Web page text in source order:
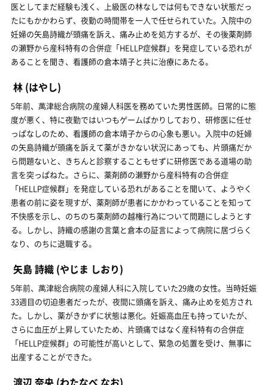
医としてまだ経験も浅く、上級医の林なしでは何もできない状態だっ
たにもかかわらず、夜勤の時間帯を一人で任せられていた。入院中の
妊婦の矢島詩織が頭痛を訴え、痛み止めを処方するが、その後薬剤師
の瀬野から産科特有の合併症「HELLP症候群」を発症している恐れが
あることを聞き、看護師の倉本靖子と共に治療にあたる。
林 (はやし)
5年前、萬津総合病院の産婦人科医を務めていた男性医師。日常的に態
度が悪く、特に夜勤ではいつもゲームばかりしており、研修医に任せ
っぱなしのため、看護師の倉本靖子からの心象も悪い。入院中の妊婦
の矢島詩織が頭痛を訴えて薬がきかない状況にあっても、片頭痛だか
ら問題ないと、きちんと診察することもせずに研修医である道場の助
言を突っぱねた。さらに、薬剤師の瀬野から産科特有の合併症
「HELLP症候群」を発症している恐れがあることを聞いて、ようやく
患者の前に姿を現すが、薬剤師が患者にかかわっていることを知って
不快感を示し、のちのち薬剤師の越権行為について問題にしようとす
る。しかし、詩織の感謝の言葉と倉本の証言によって病院に居づらく
なり、のちに退職する。
矢島 詩織 (やじま しおり)
5年前、萬津総合病院の産婦人科に入院していた29歳の女性。当時妊娠
33週目の切迫患者だったが、夜間に頭痛を訴え、痛み止めを処方され
た。しかし、薬がきかずに状態は悪化。妊娠高血圧も持っていたが、
さらに血圧が上昇していたため、片頭痛ではなく産科特有の合併症
「HELLP症候群」の可能性が高いとして、緊急の処置を受け、無事に
出産することができた。
渡辺 奈央 (わたなべ なお)